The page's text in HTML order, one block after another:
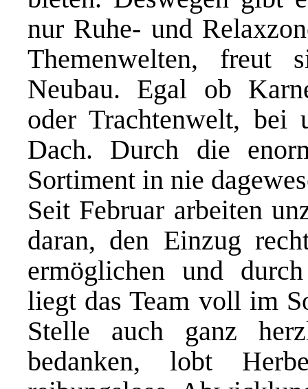
nur Ruhe- und
Themenwelten,
Neubau. Egal ob
oder Trachtenwelt, bei
Dach. Durch die
Sortiment in nie
Seit Februar arbeiten
daran, den Einzug
ermöglichen und
liegt das Team voll im
Stelle auch ganz
bedanken, lobt